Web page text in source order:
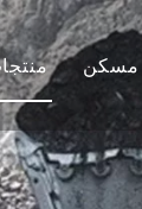
دلو الأسنان
دلو حفارة
مسكن